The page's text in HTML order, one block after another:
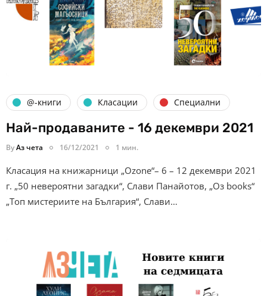
@-книги Класации Специални
Най-продаваните - 16 декември 2021
ByАз чета 16/12/2021 1 мин.
Класация на книжарници „Ozone“– 6 – 12 декември 2021
г. „50 невероятни загадки“, Слави Панайотов, „Оз books“
„Топ мистериите на България“, Слави…